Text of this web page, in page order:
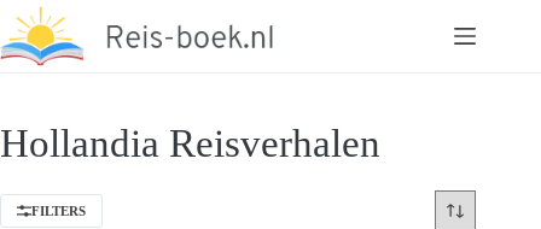
naar
de
Hollandia Reisverhalen
FILTERS